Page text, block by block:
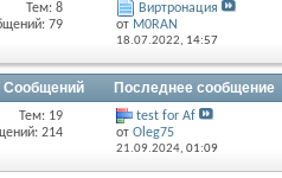
Тем: 8
79
Виртронация
от M0RAN
18.07.2022, 14:57
Сообщений Последнее сообщение
Тем: 19
214
test for Af
от Оlеg75
21.09.2024, 01:09